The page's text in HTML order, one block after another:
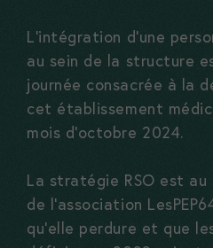
L’intégration d’une
au sein de la structure
journée consacrée à la
cet établissement
mois d’octobre 2024.
La stratégie RSO est
de l’association
qu’elle perdure et que